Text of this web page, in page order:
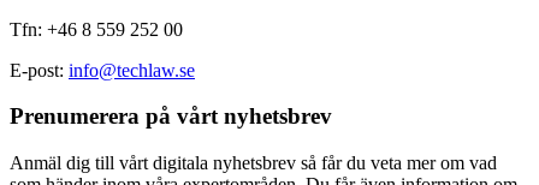
Tfn: +46 8 559 252 00
E-post: info@techlaw.se
Prenumerera på vårt nyhetsbrev​
Anmäl dig till vårt digitala nyhetsbrev så får du veta mer om vad